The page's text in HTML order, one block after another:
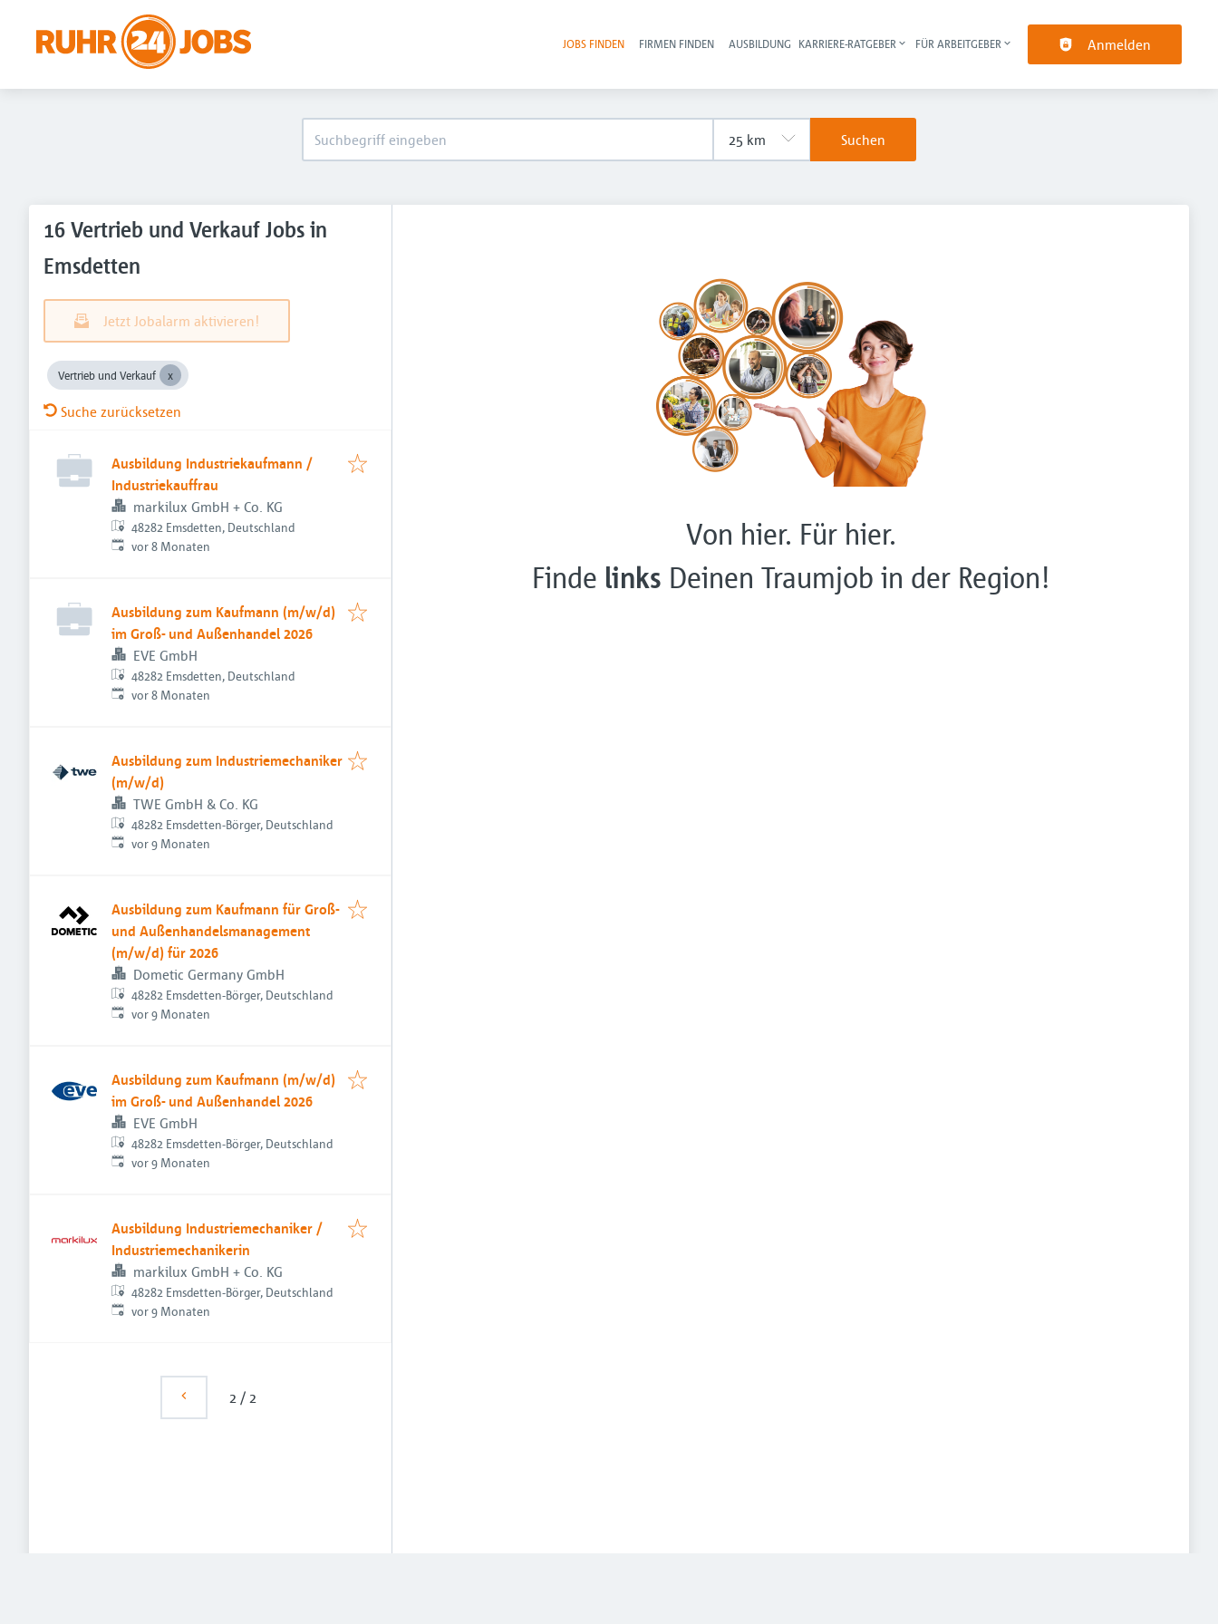
Haupt-Navigation
JOBS FINDEN FIRMEN FINDEN AUSBILDUNG KARRIERE-RATGEBER FÜR ARBEITGEBER Anmelden
Suchen
16 Vertrieb und Verkauf Jobs in
Emsdetten
Jetzt Jobalarm aktivieren!
Vertrieb und Verkauf
Suche zurücksetzen
Ausbildung Industriekaufmann /
Industriekauffrau
markilux GmbH + Co. KG
48282 Emsdetten, Deutschland
Veröffentlicht:
vor 8 Monaten
Ausbildung zum Kaufmann (m/w/d)
im Groß- und Außenhandel 2026
EVE GmbH
48282 Emsdetten, Deutschland
Veröffentlicht:
vor 8 Monaten
Ausbildung zum Industriemechaniker
(m/w/d)
TWE GmbH & Co. KG
48282 Emsdetten-Börger, Deutschland
Veröffentlicht:
vor 9 Monaten
Ausbildung zum Kaufmann für Groß-
und Außenhandelsmanagement
(m/w/d) für 2026
Dometic Germany GmbH
48282 Emsdetten-Börger, Deutschland
Veröffentlicht:
vor 9 Monaten
Ausbildung zum Kaufmann (m/w/d)
im Groß- und Außenhandel 2026
EVE GmbH
48282 Emsdetten-Börger, Deutschland
Veröffentlicht:
vor 9 Monaten
Ausbildung Industriemechaniker /
Industriemechanikerin
markilux GmbH + Co. KG
48282 Emsdetten-Börger, Deutschland
Veröffentlicht:
vor 9 Monaten
2 / 2
Von hier. Für hier.
Finde links Deinen Traumjob in der Region!